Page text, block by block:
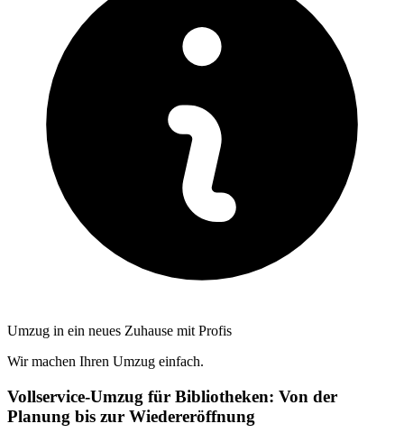
Umzug in ein neues Zuhause mit Profis
Wir machen Ihren Umzug einfach.
Vollservice-Umzug für Bibliotheken: Von der
Planung bis zur Wiedereröffnung